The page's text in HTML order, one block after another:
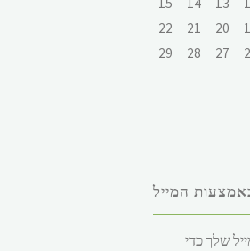
20
21
22
27
28
29
המייל
שלך כדי